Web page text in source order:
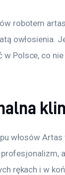
robotem
owłosienia.
w Polsce, co
włosów
profesjonalizm,
rękach i w